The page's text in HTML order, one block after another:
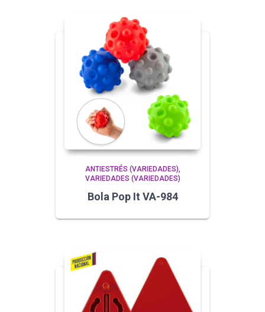
ANTIESTRÉS (VARIEDADES)
VARIEDADES (VARIEDADES)
Bola Pop It VA-984